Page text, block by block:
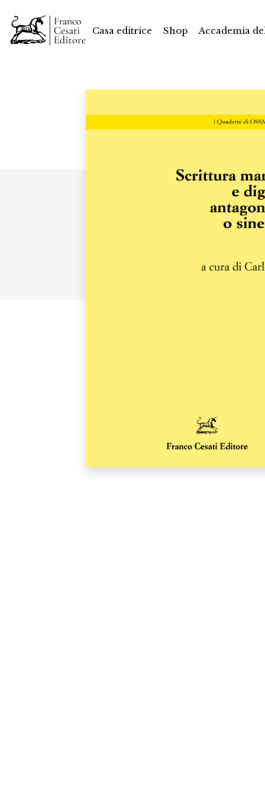
Casa editrice Shop Accademia